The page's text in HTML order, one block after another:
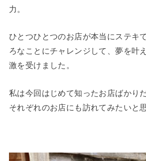
力。
ひとつひとつのお店が本当にステキ
ろなことにチャレンジして、夢を叶
激を受けました。
私は今回はじめて知ったお店ばかり
それぞれのお店にも訪れてみたいと